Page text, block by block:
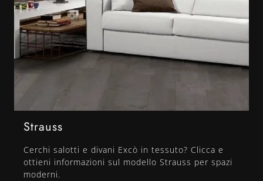
Strauss
Cerchi salotti e divani Excò in tessuto? Clicca e
ottieni informazioni sul modello Strauss per spazi
moderni.